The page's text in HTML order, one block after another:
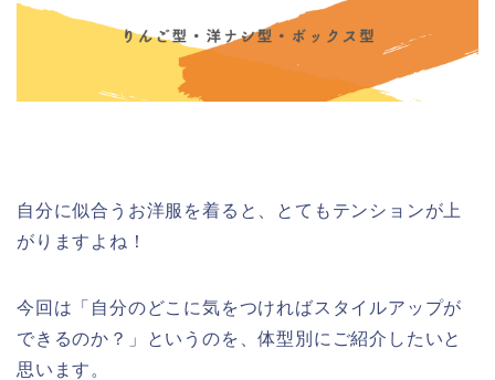
自分に似合うお洋服を着ると、とてもテンションが上
がりますよね！
今回は「自分のどこに気をつければスタイルアップが
できるのか？」というのを、体型別にご紹介したいと
思います。